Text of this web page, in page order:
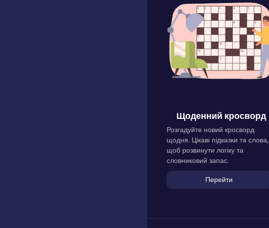
Щоденний кросворд
Розгадуйте новий кросворд
щодня. Цікаві підказки та слова,
щоб розвинути логіку та
словниковий запас.
Перейти